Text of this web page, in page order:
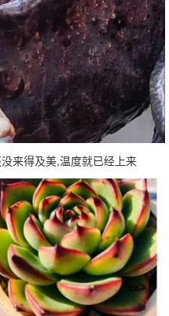
来得及美,温度就已经上来